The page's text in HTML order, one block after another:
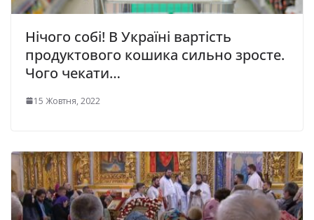
Нічого собі! В Україні вартість
продуктового кошика сильно зросте.
Чого чекати…
15 Жовтня, 2022